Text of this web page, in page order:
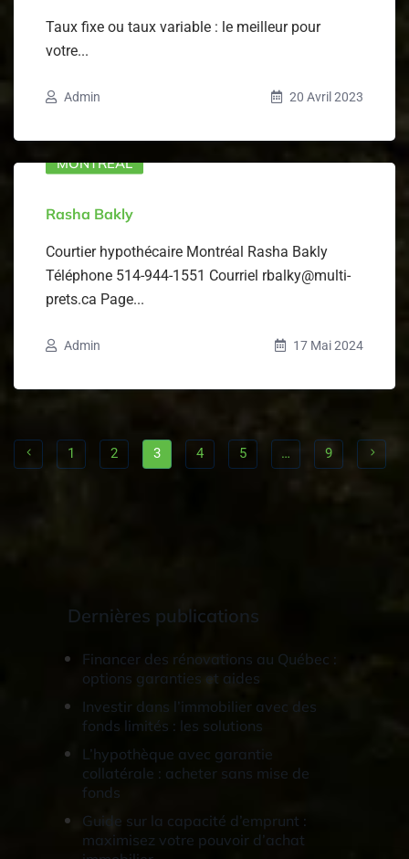
Taux fixe ou taux variable : le meilleur pour
votre...
Admin 20 Avril 2023
MONTRÉAL
Rasha Bakly
Courtier hypothécaire Montréal Rasha Bakly
Téléphone 514-944-1551 Courriel rbalky@multi-
prets.ca Page...
Admin 17 Mai 2024
1 2 3 4 5 … 9
Dernières publications
Financer des rénovations au Québec :
options garanties et aides
Investir dans l’immobilier avec des
fonds limités : les solutions
L’hypothèque avec garantie
collatérale : acheter sans mise de
fonds
Guide sur la capacité d’emprunt :
maximisez votre pouvoir d’achat